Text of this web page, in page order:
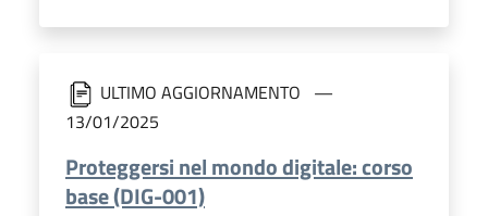
ULTIMO AGGIORNAMENTO
13/01/2025
Proteggersi nel mondo digitale: corso
base (DIG-001)